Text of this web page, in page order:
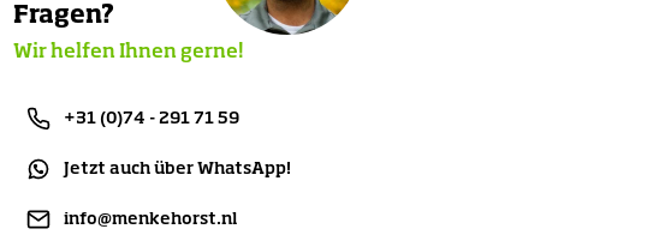
Fragen?
Wir helfen Ihnen gerne!
+31 (0)74 - 291 71 59
Jetzt auch über WhatsApp!
info@menkehorst.nl